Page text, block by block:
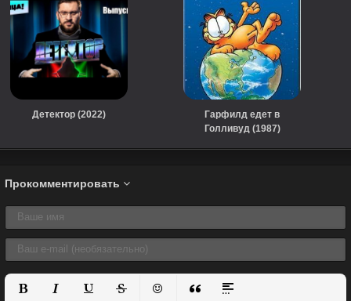
Детектор (2022)
Гарфилд едет в
Голливуд (1987)
Прокомментировать